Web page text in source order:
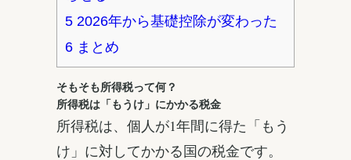
5 2026年から基礎控除が変わった
6 まとめ
そもそも所得税って何？
所得税は「もうけ」にかかる税金
所得税は、個人が1年間に得た「もう
け」に対してかかる国の税金です。